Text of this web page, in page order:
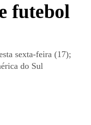
futebol
sexta-feira (17);
do Sul